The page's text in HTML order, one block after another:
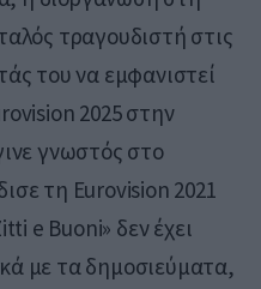
τραγουδιστή στις
του να εμφανιστεί
2025 στην
γνωστός στο
τη Eurovision 2021
e Buoni» δεν έχει
με τα δημοσιεύματα,